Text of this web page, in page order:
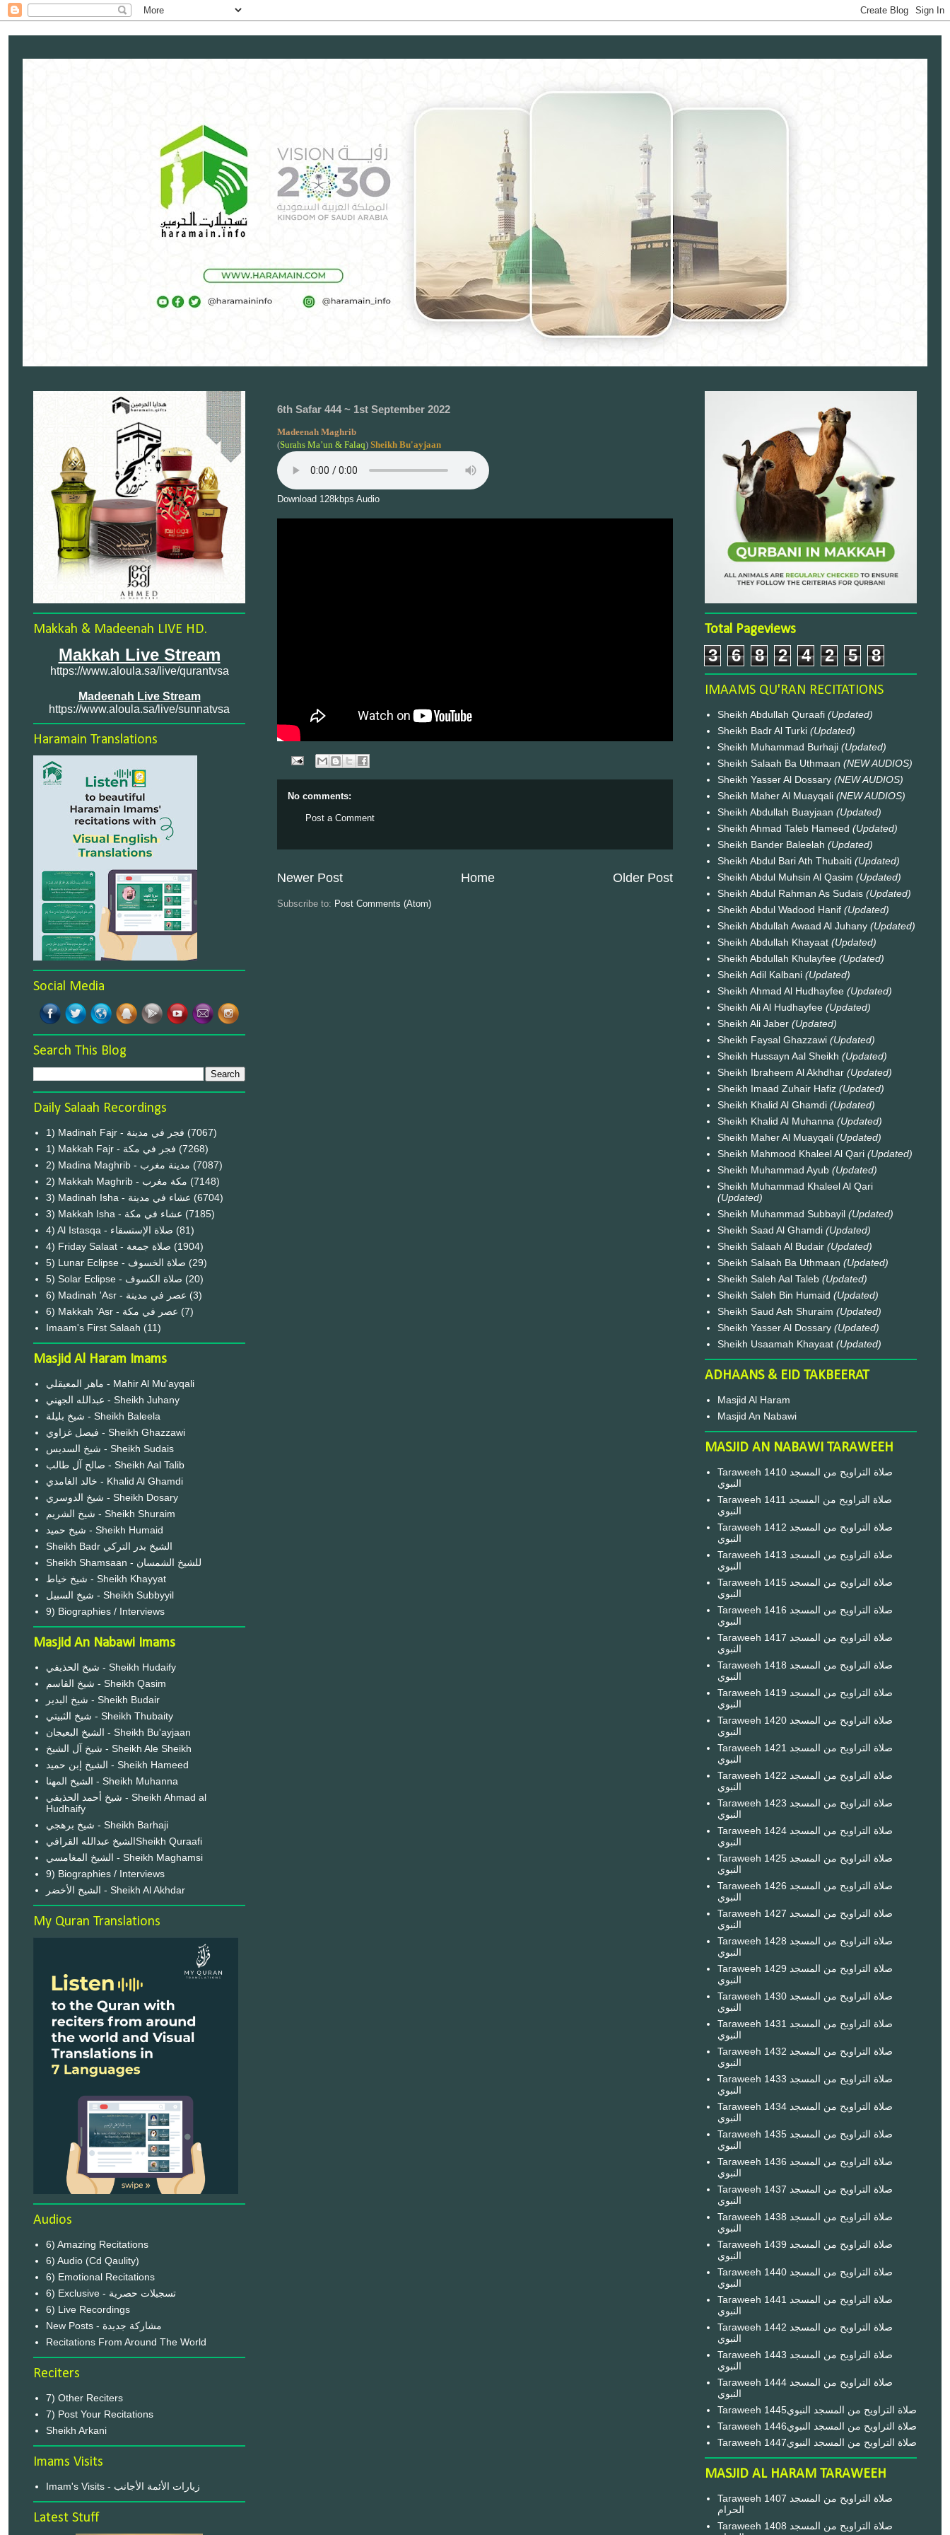
6th Safar 444 ~ 1st September 2022
Madeenah Maghrib
(Surahs Ma’un & Falaq) Sheikh Bu'ayjaan
Download 128kbps Audio
No comments:
Post a Comment
Newer Post Older Post
Home
Subscribe to: Post Comments (Atom)
Makkah & Madeenah LIVE HD.
Makkah Live Stream
https://www.aloula.sa/live/qurantvsa
Madeenah Live Stream
https://www.aloula.sa/live/sunnatvsa
Haramain Translations
Social Media
Search This Blog
Daily Salaah Recordings
1) Madinah Fajr - فجر في مدينة (7067)
1) Makkah Fajr - فجر في مكة (7268)
2) Madina Maghrib - مدينة مغرب (7087)
2) Makkah Maghrib - مكة مغرب (7148)
3) Madinah Isha - عشاء في مدينة (6704)
3) Makkah Isha - عشاء في مكة (7185)
4) Al Istasqa - صلاة الإستسقاء (81)
4) Friday Salaat - صلاة جمعة (1904)
5) Lunar Eclipse - صلاة الخسوف (29)
(20)
6) Madinah 'Asr - عصر في مدينة (3)
6) Makkah 'Asr - عصر في مكة (7)
Imaam's First Salaah (11)
Masjid Al Haram Imams
ماهر المعيقلي - Mahir Al Mu'ayqali
عبدالله الجهني - Sheikh Juhany
شيخ بليلة - Sheikh Baleela
فيصل غزاوي - Sheikh Ghazzawi
شيخ السديس - Sheikh Sudais
صالح آل طالب - Sheikh Aal Talib
خالد الغامدي - Khalid Al Ghamdi
شيخ الدوسري - Sheikh Dosary
شيخ الشريم - Sheikh Shuraim
شيخ حميد - Sheikh Humaid
Sheikh Badr الشيخ بدر التركي
Sheikh Shamsaan - للشيخ الشمسان
شيخ خياط - Sheikh Khayyat
شيخ السبيل - Sheikh Subbyyil
9) Biographies / Interviews
Masjid An Nabawi Imams
شيخ الحذيفي - Sheikh Hudaify
شيخ القاسم - Sheikh Qasim
شيخ البدير - Sheikh Budair
شيخ الثبيتي - Sheikh Thubaity
الشيخ البعيجان - Sheikh Bu'ayjaan
شيخ آل الشيخ - Sheikh Ale Sheikh
الشيخ إبن حميد - Sheikh Hameed
الشيخ المهنا - Sheikh Muhanna
شيخ أحمد الحذيفي - Sheikh Ahmad al
Hudhaify
شيخ برهجي - Sheikh Barhaji
الشيخ عبدالله القرافيSheikh Quraafi
الشيخ المغامسي - Sheikh Maghamsi
9) Biographies / Interviews
الشيخ الأخضر - Sheikh Al Akhdar
My Quran Translations
Audios
6) Amazing Recitations
6) Audio (Cd Qaulity)
6) Emotional Recitations
6) Exclusive - تسجيلات حصرية
6) Live Recordings
New Posts - مشاركة جديدة
Recitations From Around The World
Reciters
7) Other Reciters
7) Post Your Recitations
Sheikh Arkani
Imams Visits
Imam's Visits - زيارات الأئمة الأجانب
Latest Stuff
Total Pageviews
3 6 8 2 4 2 5 8
IMAAMS QU'RAN RECITATIONS
Sheikh Abdullah Quraafi (Updated)
Sheikh Badr Al Turki (Updated)
Sheikh Muhammad Burhaji (Updated)
Sheikh Salaah Ba Uthmaan (NEW AUDIOS)
Sheikh Yasser Al Dossary (NEW AUDIOS)
Sheikh Maher Al Muayqali (NEW AUDIOS)
Sheikh Abdullah Buayjaan (Updated)
Sheikh Ahmad Taleb Hameed (Updated)
Sheikh Bander Baleelah (Updated)
Sheikh Abdul Bari Ath Thubaiti (Updated)
Sheikh Abdul Muhsin Al Qasim (Updated)
Sheikh Abdul Rahman As Sudais (Updated)
Sheikh Abdul Wadood Hanif (Updated)
Sheikh Abdullah Awaad Al Juhany (Updated)
Sheikh Abdullah Khayaat (Updated)
Sheikh Abdullah Khulayfee (Updated)
Sheikh Adil Kalbani (Updated)
Sheikh Ahmad Al Hudhayfee (Updated)
Sheikh Ali Al Hudhayfee (Updated)
Sheikh Ali Jaber (Updated)
Sheikh Faysal Ghazzawi (Updated)
Sheikh Hussayn Aal Sheikh (Updated)
Sheikh Ibraheem Al Akhdhar (Updated)
Sheikh Imaad Zuhair Hafiz (Updated)
Sheikh Khalid Al Ghamdi (Updated)
Sheikh Khalid Al Muhanna (Updated)
Sheikh Maher Al Muayqali (Updated)
Sheikh Mahmood Khaleel Al Qari (Updated)
Sheikh Muhammad Ayub (Updated)
Sheikh Muhammad Khaleel Al Qari
(Updated)
Sheikh Muhammad Subbayil (Updated)
Sheikh Saad Al Ghamdi (Updated)
Sheikh Salaah Al Budair (Updated)
Sheikh Salaah Ba Uthmaan (Updated)
Sheikh Saleh Aal Taleb (Updated)
Sheikh Saleh Bin Humaid (Updated)
Sheikh Saud Ash Shuraim (Updated)
Sheikh Yasser Al Dossary (Updated)
Sheikh Usaamah Khayaat (Updated)
ADHAANS & EID TAKBEERAT
Masjid Al Haram
Masjid An Nabawi
MASJID AN NABAWI TARAWEEH
Taraweeh 1410 صلاة التراويح من المسجد
النبوي
Taraweeh 1411 صلاة التراويح من المسجد
النبوي
Taraweeh 1412 صلاة التراويح من المسجد
النبوي
Taraweeh 1413 صلاة التراويح من المسجد
النبوي
Taraweeh 1415 صلاة التراويح من المسجد
النبوي
Taraweeh 1416 صلاة التراويح من المسجد
النبوي
Taraweeh 1417 صلاة التراويح من المسجد
النبوي
Taraweeh 1418 صلاة التراويح من المسجد
النبوي
Taraweeh 1419 صلاة التراويح من المسجد
النبوي
Taraweeh 1420 صلاة التراويح من المسجد
النبوي
Taraweeh 1421 صلاة التراويح من المسجد
النبوي
Taraweeh 1422 صلاة التراويح من المسجد
النبوي
Taraweeh 1423 صلاة التراويح من المسجد
النبوي
Taraweeh 1424 صلاة التراويح من المسجد
النبوي
Taraweeh 1425 صلاة التراويح من المسجد
النبوي
Taraweeh 1426 صلاة التراويح من المسجد
النبوي
Taraweeh 1427 صلاة التراويح من المسجد
النبوي
Taraweeh 1428 صلاة التراويح من المسجد
النبوي
Taraweeh 1429 صلاة التراويح من المسجد
النبوي
Taraweeh 1430 صلاة التراويح من المسجد
النبوي
Taraweeh 1431 صلاة التراويح من المسجد
النبوي
Taraweeh 1432 صلاة التراويح من المسجد
النبوي
Taraweeh 1433 صلاة التراويح من المسجد
النبوي
Taraweeh 1434 صلاة التراويح من المسجد
النبوي
Taraweeh 1435 صلاة التراويح من المسجد
النبوي
Taraweeh 1436 صلاة التراويح من المسجد
النبوي
Taraweeh 1437 صلاة التراويح من المسجد
النبوي
Taraweeh 1438 صلاة التراويح من المسجد
النبوي
Taraweeh 1439 صلاة التراويح من المسجد
النبوي
Taraweeh 1440 صلاة التراويح من المسجد
النبوي
Taraweeh 1441 صلاة التراويح من المسجد
النبوي
Taraweeh 1442 صلاة التراويح من المسجد
النبوي
Taraweeh 1443 صلاة التراويح من المسجد
النبوي
Taraweeh 1444 صلاة التراويح من المسجد
النبوي
Taraweeh 1445صلاة التراويح من المسجد النبوي
Taraweeh 1446صلاة التراويح من المسجد النبوي
Taraweeh 1447صلاة التراويح من المسجد النبوي
MASJID AL HARAM TARAWEEH
Taraweeh 1407 صلاة التراويح من المسجد
الحرام
Taraweeh 1408 صلاة التراويح من المسجد